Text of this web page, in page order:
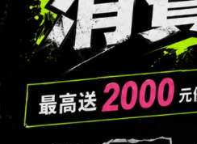
常 發條玩具 系列盲盒-中